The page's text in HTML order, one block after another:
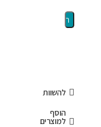
להשוות
הוסף
למוצרים